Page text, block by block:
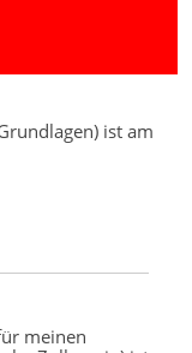
ist am
meinen